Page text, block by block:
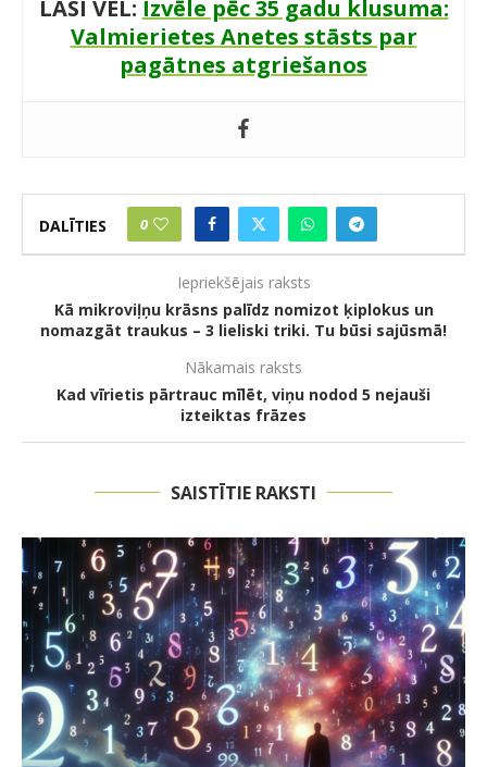
LASI VĒL: Izvēle pēc 35 gadu klusuma:
Valmierietes Anetes stāsts par
pagātnes atgriešanos
DALĪTIES 0
Iepriekšējais raksts
Kā mikroviļņu krāsns palīdz nomizot ķiplokus un
nomazgāt traukus – 3 lieliski triki. Tu būsi sajūsmā!
Nākamais raksts
Kad vīrietis pārtrauc mīlēt, viņu nodod 5 nejauši
izteiktas frāzes
SAISTĪTIE RAKSTI